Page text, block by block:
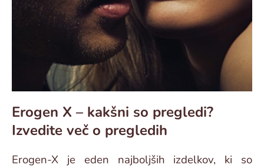
Erogen X – kakšni so pregledi?
Izvedite več o pregledih
Erogen-X je eden najboljših izdelkov, ki so